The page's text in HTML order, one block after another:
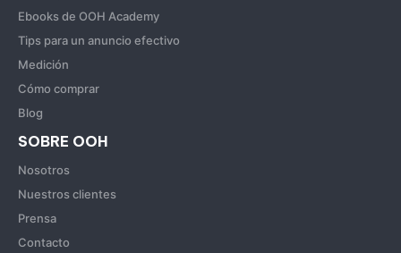
Ebooks de OOH Academy
Tips para un anuncio efectivo
Medición
Cómo comprar
Blog
SOBRE OOH
Nosotros
Nuestros clientes
Prensa
Contacto